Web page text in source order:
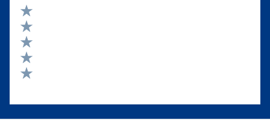
Valuta 5 stelle su 5
Valuta 4 stelle su 5
Valuta 3 stelle su 5
Valuta 2 stelle su 5